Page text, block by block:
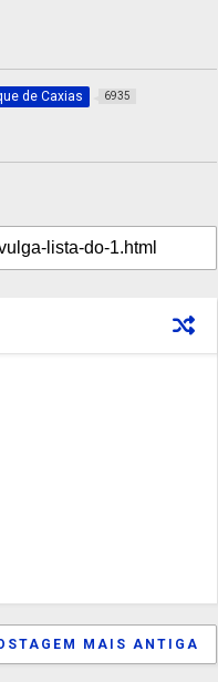
de Caxias 6935
MAIS ANTIGA